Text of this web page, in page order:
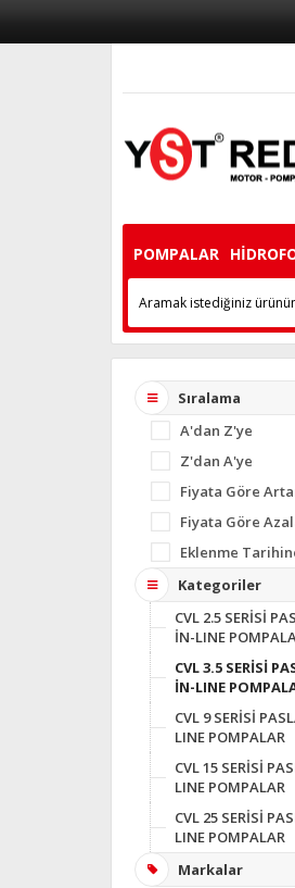
POMPALAR
Sıralama
A'dan Z'ye
Z'dan A'ye
Fiyata Göre
Fiyata Göre
Eklenme
Kategoriler
CVL 2.5 SERİSİ
İN-LINE
CVL 3.5 SERİSİ
İN-LINE
CVL 9 SERİSİ
LINE POMPALAR
CVL 15 SERİSİ
LINE POMPALAR
CVL 25 SERİSİ
LINE POMPALAR
Markalar